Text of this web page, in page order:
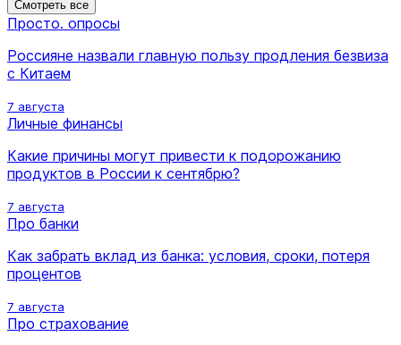
Смотреть все
Просто. опросы
Россияне назвали главную пользу продления безвиза
с Китаем
7 августа
Личные финансы
Какие причины могут привести к подорожанию
продуктов в России к сентябрю?
7 августа
Про банки
Как забрать вклад из банка: условия, сроки, потеря
процентов
7 августа
Про страхование